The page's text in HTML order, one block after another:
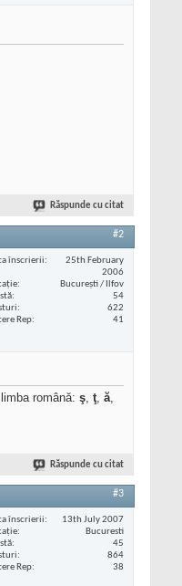
Răspunde cu citat
#2
înscrierii
25th February
2006
București / Ilfov
54
622
Rep
41
română: ş, ţ, ă,
Răspunde cu citat
#3
înscrierii
13th July 2007
Bucuresti
45
864
Rep
38